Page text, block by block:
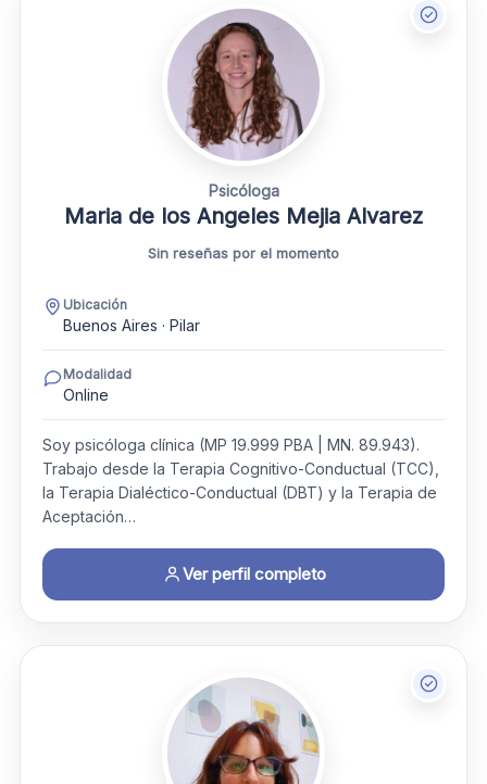
Psicóloga
Maria de los Angeles Mejia Alvarez
Sin reseñas por el momento
Ubicación
Buenos Aires · Pilar
Modalidad
Online
Soy psicóloga clínica (MP 19.999 PBA | MN. 89.943).
Trabajo desde la Terapia Cognitivo-Conductual (TCC),
la Terapia Dialéctico-Conductual (DBT) y la Terapia de
Aceptación…
Ver perfil completo